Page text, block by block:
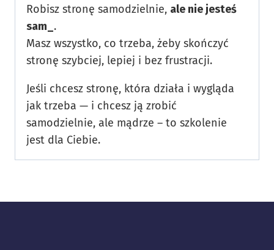
Robisz stronę samodzielnie, ale nie jesteś
sam_ .
Masz wszystko, co trzeba, żeby skończyć
stronę szybciej, lepiej i bez frustracji.
Jeśli chcesz stronę, która działa i wygląda
jak trzeba — i chcesz ją zrobić
samodzielnie, ale mądrze – to szkolenie
jest dla Ciebie.